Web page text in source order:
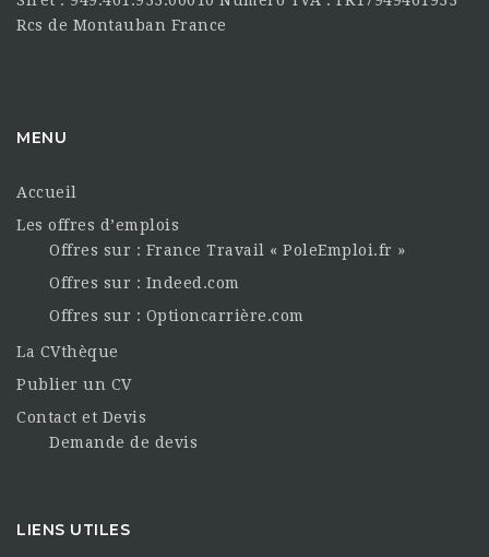
Rcs de Montauban France
MENU
Accueil
Les offres d’emplois
Offres sur : France Travail « PoleEmploi.fr »
Offres sur : Indeed.com
Offres sur : Optioncarrière.com
La CVthèque
Publier un CV
Contact et Devis
Demande de devis
LIENS UTILES